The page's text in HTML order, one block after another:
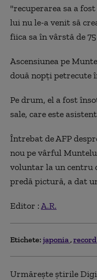
"recuperarea sa a
lui nu le-a venit să
fiica sa în vârstă de
Ascensiunea pe
două nopţi petrecute
Pe drum, el a fost
sale, care este
Întrebat de AFP
nou pe vârful
voluntar la un centru
predă pictură, a dat
Editor :A.R.
Etichete: japonia record
Urmărește știrile